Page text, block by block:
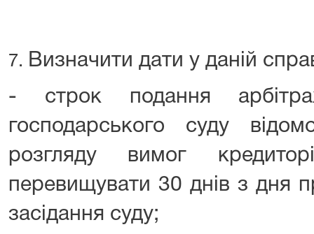
7. Визначити дати у даній
- строк подання
господарського суду
розгляду вимог
перевищувати 30 днів з дня
засідання суду;